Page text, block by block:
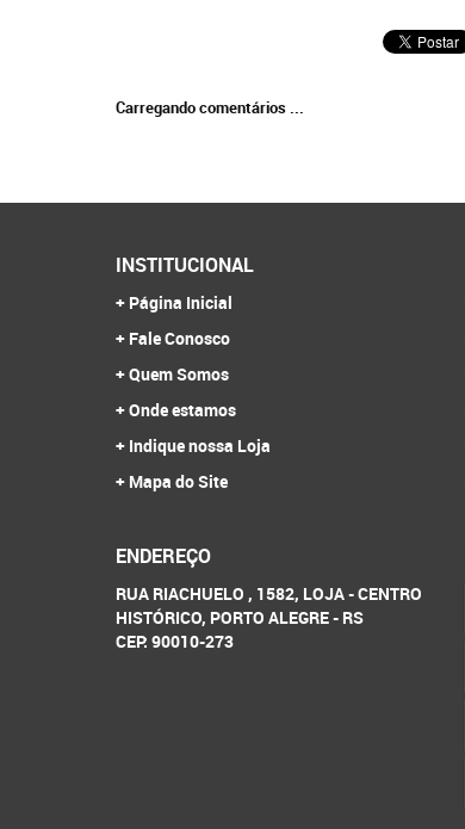
Carregando comentários ...
INSTITUCIONAL
Página Inicial
Fale Conosco
Quem Somos
Onde estamos
Indique nossa Loja
Mapa do Site
ENDEREÇO
RUA RIACHUELO , 1582, LOJA-CENTRO
HISTÓRICO, PORTO ALEGRE- RS
CEP: 90010-273